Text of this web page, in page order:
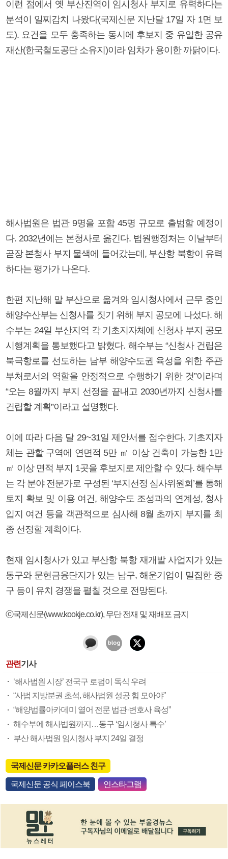
이런 점에서 옛 부산진역이 임시청사 부지로 유력하다는
분석이 일찌감치 나왔다(국제신문 지난달 17일 자 1면 보
도). 요건을 모두 충족하는 동시에 후보지 중 유일한 공유
재산(한국철도공단 소유지)이라 임차가 용이한 까닭이다.
해사법원은 법관 9명을 포함 45명 규모로 출범할 예정이
다. 2032년에는 본청사로 옮긴다. 법원행정처는 이날부터
곧장 본청사 부지 물색에 들어갔는데, 부산항 북항이 유력
하다는 평가가 나온다.
한편 지난해 말 부산으로 옮겨와 임시청사에서 근무 중인
해양수산부는 신청사를 짓기 위해 부지 공모에 나섰다. 해
수부는 24일 부산지역 각 기초지자체에 신청사 부지 공모
시행계획을 통보했다고 밝혔다. 해수부는 “신청사 건립은
북극항로를 선도하는 남부 해양수도권 육성을 위한 주관
부처로서의 역할을 안정적으로 수행하기 위한 것”이라며
“오는 8월까지 부지 선정을 끝내고 2030년까지 신청사를
건립할 계획”이라고 설명했다.
이에 따라 다음 달 29~31일 제안서를 접수한다. 기초지자
체는 관할 구역에 연면적 5만 ㎡ 이상 건축이 가능한 1만
㎡ 이상 면적 부지 1곳을 후보지로 제안할 수 있다. 해수부
는 각 분야 전문가로 구성된 ‘부지선정 심사위원회’를 통해
토지 확보 및 이용 여건, 해양수도 조성과의 연계성, 청사
입지 여건 등을 객관적으로 심사해 8월 초까지 부지를 최
종 선정할 계획이다.
현재 임시청사가 있고 부산항 북항 재개발 사업지가 있는
동구와 문현금융단지가 있는 남구, 해운기업이 밀집한 중
구 등이 유치 경쟁을 펼칠 것으로 전망된다.
ⓒ국제신문(www.kookje.co.kr), 무단 전재 및 재배포 금지
관련기사
‘해사법원 시장’ 전국구 로펌이 독식 우려
“사법 지방분권 초석, 해사법원 성공 힘 모아야”
“해양법률아카데미 열어 전문 법관·변호사 육성”
해수부에 해사법원까지…동구 ‘임시청사 특수’
부산 해사법원 임시청사 부지 24일 결정
국제신문 카카오플러스 친구
국제신문 공식 페이스북 인스타그램